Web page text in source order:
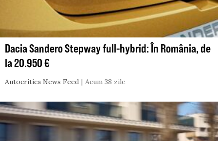
Dacia Sandero Stepway full-hybrid: În România, de
la 20.950 €
Autocritica News Feed Acum 38 zile